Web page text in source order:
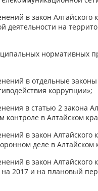
в закон Алтайского
деятельности на
нормативных
в отдельные законы
коррупции»;
в статью 2 закона
контроле в Алтайском
в закон Алтайского
деле в Алтайском
в закон Алтайского
2017 и на плановый